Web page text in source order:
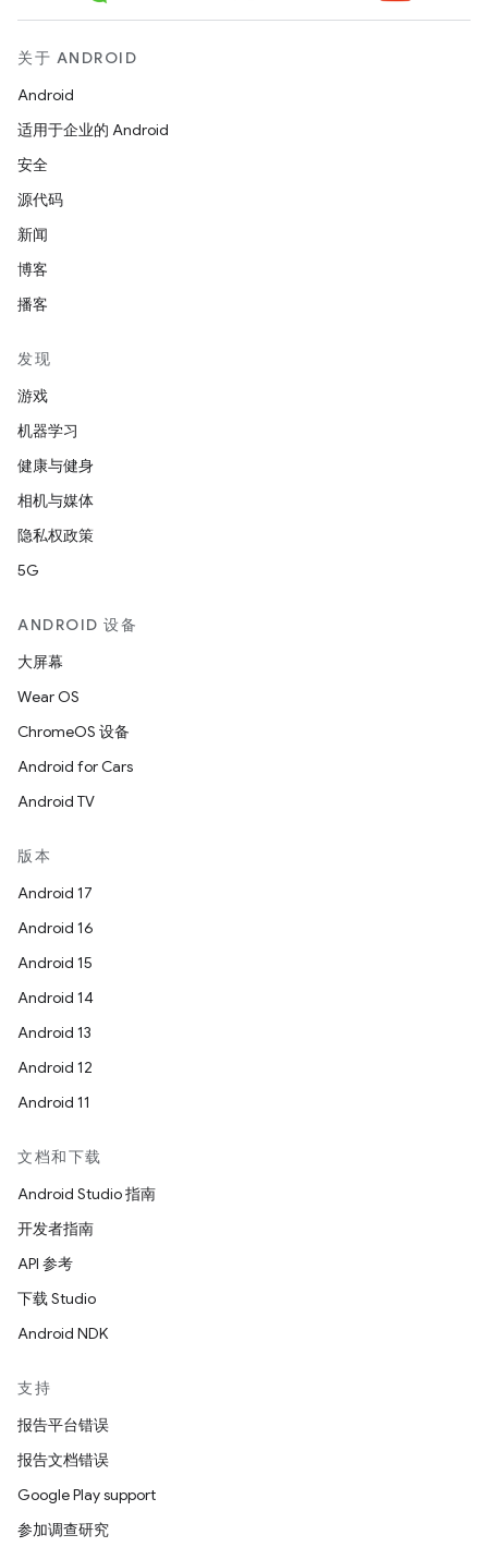
关于 ANDROID
Android
适用于企业的 Android
安全
源代码
新闻
博客
播客
发现
游戏
机器学习
健康与健身
相机与媒体
隐私权政策
5G
ANDROID 设备
大屏幕
Wear OS
ChromeOS 设备
Android for Cars
Android TV
版本
Android 17
Android 16
Android 15
Android 14
Android 13
Android 12
Android 11
文档和下载
Android Studio 指南
开发者指南
API 参考
下载 Studio
Android NDK
支持
报告平台错误
报告文档错误
Google Play support
参加调查研究